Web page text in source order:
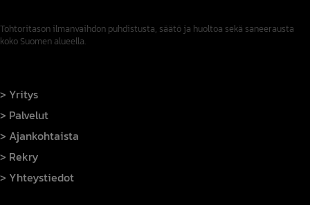
Tohtoritason ilmanvaihdon puhdistusta, säätö ja huoltoa sekä saneerausta
koko Suomen alueella.
Yritys
Palvelut
Ajankohtaista
Rekry
Yhteystiedot